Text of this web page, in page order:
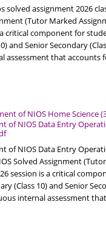
solved assignment 2026
(Tutor Marked
critical component for
and Senior Secondary
assessment that accounts
of NIOS Data Entry
of NIOS Data Entry
Solved Assignment
session is a critical
(Class 10) and Senior
internal assessment